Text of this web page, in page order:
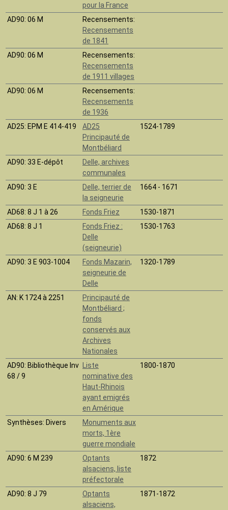
pour la France
AD90: 06 M
Recensements:
Recensements
de 1841
AD90: 06 M
Recensements:
Recensements
de 1911 villages
AD90: 06 M
Recensements:
Recensements
de 1936
AD25: EPM E 414-419
AD25
Principauté de
Montbéliard
1524-1789
AD90: 33 E-dépôt
Delle, archives
communales
AD90: 3 E
Delle, terrier de
la seigneurie
1664 - 1671
AD68: 8 J 1 à 26 Fonds Friez
1530-1871
AD68: 8 J 1
Fonds Friez :
Delle
(seigneurie)
1530-1763
AD90: 3 E 903-1004
Fonds Mazarin,
seigneurie de
Delle
1320-1789
AN: K 1724 à 2251
Principauté de
Montbéliard ;
fonds
conservés aux
Archives
Nationales
AD90: Bibliothèque Inv
68 / 9
Liste
nominative des
Haut-Rhinois
ayant emigrés
en Amérique
1800-1870
Synthèses: Divers
Monuments aux
morts, 1ère
guerre mondiale
AD90: 6 M 239
Optants
alsaciens, liste
préfectorale
1872
AD90: 8 J 79
Optants
alsaciens,
1871-1872